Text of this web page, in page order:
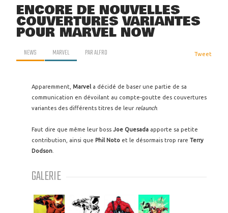
ENCORE DE NOUVELLES
COUVERTURES VARIANTES
POUR MARVEL NOW
NEWS MARVEL PARALFRO Tweet
Apparemment, Marvel a décidé de baser une partie de sa
communication en dévoilant au compte-goutte des couvertures
variantes des différents titres de leur relaunch.
Faut dire que même leur boss Joe Quesada apporte sa petite
contribution, ainsi que Phil Noto et le désormais trop rare Terry
Dodson
GALERIE